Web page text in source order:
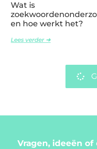
Wat is
en hoe werkt het?
Lees verder ➜
Vragen, ideeën of